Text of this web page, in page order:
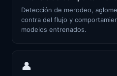
Detección de merodeo,
contra del flujo y
modelos entrenados.
👤